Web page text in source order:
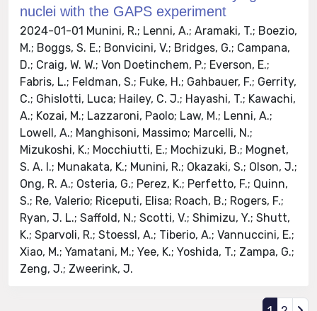
nuclei with the GAPS experiment
2024-01-01 Munini, R.; Lenni, A.; Aramaki, T.; Boezio,
M.; Boggs, S. E.; Bonvicini, V.; Bridges, G.; Campana,
D.; Craig, W. W.; Von Doetinchem, P.; Everson, E.;
Fabris, L.; Feldman, S.; Fuke, H.; Gahbauer, F.; Gerrity,
C.; Ghislotti, Luca; Hailey, C. J.; Hayashi, T.; Kawachi,
A.; Kozai, M.; Lazzaroni, Paolo; Law, M.; Lenni, A.;
Lowell, A.; Manghisoni, Massimo; Marcelli, N.;
Mizukoshi, K.; Mocchiutti, E.; Mochizuki, B.; Mognet,
S. A. I.; Munakata, K.; Munini, R.; Okazaki, S.; Olson, J.;
Ong, R. A.; Osteria, G.; Perez, K.; Perfetto, F.; Quinn,
S.; Re, Valerio; Riceputi, Elisa; Roach, B.; Rogers, F.;
Ryan, J. L.; Saffold, N.; Scotti, V.; Shimizu, Y.; Shutt,
K.; Sparvoli, R.; Stoessl, A.; Tiberio, A.; Vannuccini, E.;
Xiao, M.; Yamatani, M.; Yee, K.; Yoshida, T.; Zampa, G.;
Zeng, J.; Zweerink, J.